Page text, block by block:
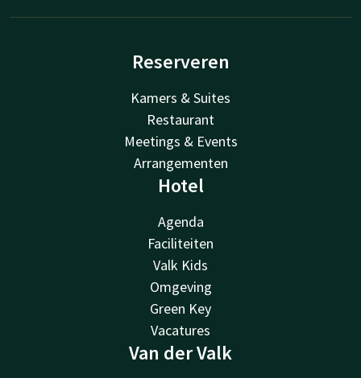
Reserveren
Kamers & Suites
Restaurant
Meetings & Events
Arrangementen
Hotel
Agenda
Faciliteiten
Valk Kids
Omgeving
Green Key
Vacatures
Van der Valk